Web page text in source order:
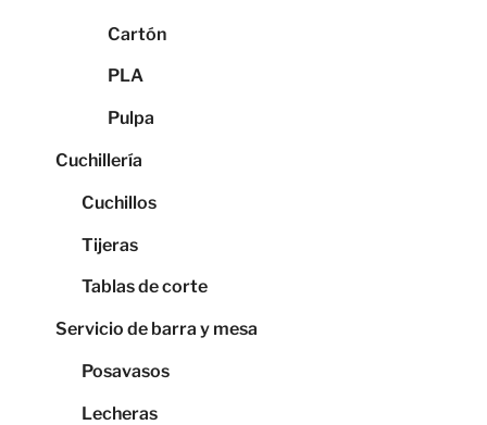
Cartón
PLA
Pulpa
Cuchillería
Cuchillos
Tijeras
Tablas de corte
Servicio de barra y mesa
Posavasos
Lecheras